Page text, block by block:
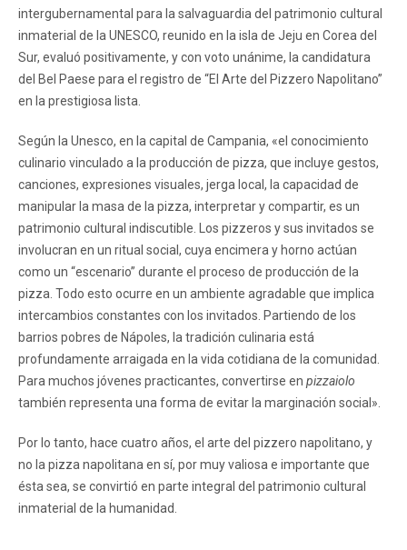
intergubernamental para la salvaguardia del patrimonio cultural
inmaterial de la UNESCO, reunido en la isla de Jeju en Corea del
Sur, evaluó positivamente, y con voto unánime, la candidatura
del Bel Paese para el registro de “El Arte del Pizzero Napolitano”
en la prestigiosa lista.
Según la Unesco, en la capital de Campania, «el conocimiento
culinario vinculado a la producción de pizza, que incluye gestos,
canciones, expresiones visuales, jerga local, la capacidad de
manipular la masa de la pizza, interpretar y compartir, es un
patrimonio cultural indiscutible. Los pizzeros y sus invitados se
involucran en un ritual social, cuya encimera y horno actúan
como un “escenario” durante el proceso de producción de la
pizza. Todo esto ocurre en un ambiente agradable que implica
intercambios constantes con los invitados. Partiendo de los
barrios pobres de Nápoles, la tradición culinaria está
profundamente arraigada en la vida cotidiana de la comunidad.
Para muchos jóvenes practicantes, convertirse en pizzaiolo
también representa una forma de evitar la marginación social».
Por lo tanto, hace cuatro años, el arte del pizzero napolitano, y
no la pizza napolitana en sí, por muy valiosa e importante que
ésta sea, se convirtió en parte integral del patrimonio cultural
inmaterial de la humanidad.